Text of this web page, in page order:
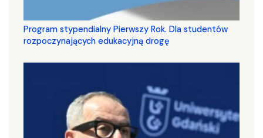
Program stypendialny Pierwszy Rok. Dla studentów
rozpoczynających edukacyjną drogę